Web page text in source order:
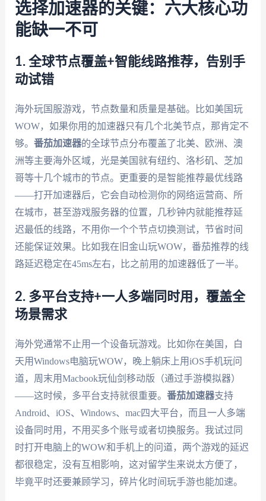
选择加速器的关键：六大核心功
能缺一不可
1. 全球节点覆盖+智能线路推荐，告别手
动试错
海外玩国服游戏，节点数量和质量是基础。比如美国玩
WOW，如果你用的加速器只有几个北美节点，那肯定不
够。 番茄加速器的全球节点分布覆盖了北美、欧洲、澳
洲等主要海外区域，光是美国就有纽约、洛杉矶、芝加
哥等十几个城市的节点。更重要的是智能推荐最优线路
——打开加速器后，它会自动检测你的网络运营商、所
在城市，甚至游戏服务器的位置，几秒钟内就能推荐延
迟最低的线路，不用你一个个节点切换测试，节省时间
还能保证效果。比如我在旧金山玩WOW，番茄推荐的线
路延迟稳定在45ms左右，比之前用的加速器低了一半。
2. 多平台支持+一人多端同时用，覆盖全
场景需求
海外党通常不止用一个设备玩游戏。比如你在美国，白
天用Windows电脑玩WOW，晚上躺床上用iOS手机玩问
道，周末用Macbook玩仙剑移动版（通过手游模拟器）
——这时候，多平台支持就很重要。 番茄加速器支持
Android、iOS、Windows、mac四大平台，而且一人多端
设备同时用，不用买多个账号或者切换服务。我试过同
时打开电脑上的WOW和手机上的问道，两个游戏的延迟
都很稳定，没有互相影响，这对留学生来说太方便了，
毕竟平时还要兼顾学习，碎片化时间玩手游也能加速。